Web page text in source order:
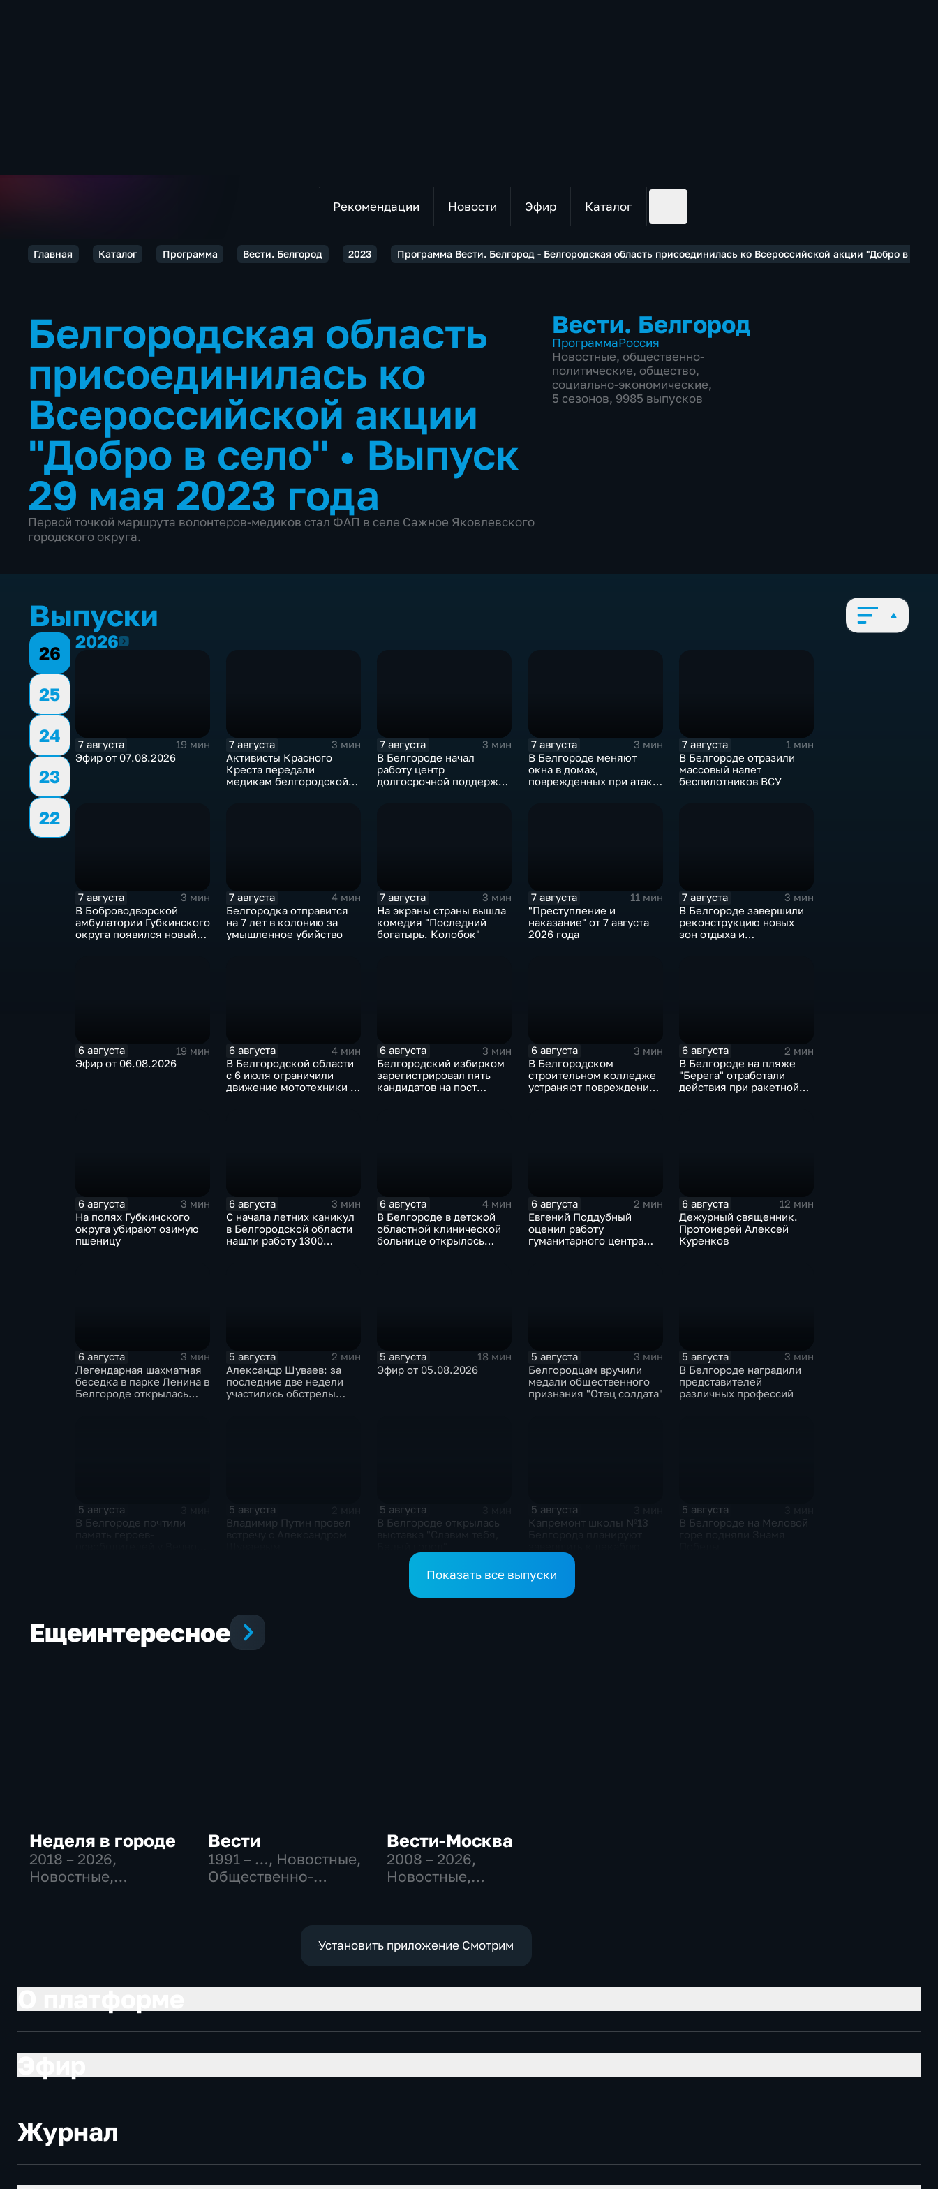
Рекомендации Новости Эфир Каталог
Главная Каталог Программа Вести. Белгород 2023 Программа Вести. Белгород - Белгородская область присоединилась ко Всероссийской акции "Добро в село"
Белгородская область
присоединилась ко
Всероссийской акции
"Добро в село" • Выпуск
29 мая 2023 года
Первой точкой маршрута волонтеров-медиков стал ФАП в селе Сажное Яковлевского
городского округа.
Вести. Белгород
ПрограммаРоссия
Новостные, общественно-
политические, общество,
социально-экономические,
5 сезонов, 9985 выпусков
Выпуски
26
25
24
23
22
20262026
7 августа
19 мин
Эфир от 07.08.2026
7 августа
3 мин
Активисты Красного
Креста передали
медикам белгородской
7 августа
3 мин
В Белгороде начал
работу центр
долгосрочной поддержки
7 августа
3 мин
В Белгороде меняют
окна в домах,
поврежденных при атаке
7 августа
1 мин
В Белгороде отразили
массовый налет
беспилотников ВСУ
7 августа
3 мин
В Боброводворской
амбулатории Губкинского
округа появился новый
7 августа
4 мин
Белгородка отправится
на 7 лет в колонию за
умышленное убийство
7 августа
3 мин
На экраны страны вышла
комедия "Последний
богатырь. Колобок"
7 августа
11 мин
"Преступление и
наказание" от 7 августа
2026 года
7 августа
3 мин
В Белгороде завершили
реконструкцию новых
зон отдыха и
6 августа
19 мин
Эфир от 06.08.2026
6 августа
4 мин
В Белгородской области
с 6 июля ограничили
движение мототехники в
6 августа
3 мин
Белгородский избирком
зарегистрировал пять
кандидатов на пост
6 августа
3 мин
В Белгородском
строительном колледже
устраняют повреждения
6 августа
2 мин
В Белгороде на пляже
"Берега" отработали
действия при ракетной
6 августа
3 мин
На полях Губкинского
округа убирают озимую
пшеницу
6 августа
3 мин
С начала летних каникул
в Белгородской области
нашли работу 1300
6 августа
4 мин
В Белгороде в детской
областной клинической
больнице открылось
6 августа
2 мин
Евгений Поддубный
оценил работу
гуманитарного центра
6 августа
12 мин
Дежурный священник.
Протоиерей Алексей
Куренков
6 августа
3 мин
Легендарная шахматная
беседка в парке Ленина в
Белгороде открылась
5 августа
2 мин
Александр Шуваев: за
последние две недели
участились обстрелы
5 августа
18 мин
Эфир от 05.08.2026
5 августа
3 мин
Белгородцам вручили
медали общественного
признания "Отец солдата"
5 августа
3 мин
В Белгороде наградили
представителей
различных профессий
5 августа
В Белгороде почтили
5 августа
Владимир Путин провел
5 августа
В Белгороде открылась
5 августа
Капремонт школы №13
5 августа
В Белгороде на Меловой
Показать все выпуски
Ещеинтересное
Неделя в городе
2018 – 2026,
Новостные,
Вести
1991 – …, Новостные,
Общественно-
Вести-Москва
2008 – 2026,
Новостные,
экономические
Установить приложение Смотрим
Журнал